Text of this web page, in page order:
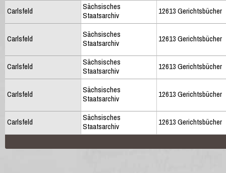
Carlsfeld
Sächsisches
Staatsarchiv
12613 Gerichtsbücher
Carlsfeld
Sächsisches
Staatsarchiv
12613 Gerichtsbücher
Carlsfeld
Sächsisches
Staatsarchiv
12613 Gerichtsbücher
Carlsfeld
Sächsisches
Staatsarchiv
12613 Gerichtsbücher
Carlsfeld
Sächsisches
Staatsarchiv
12613 Gerichtsbücher